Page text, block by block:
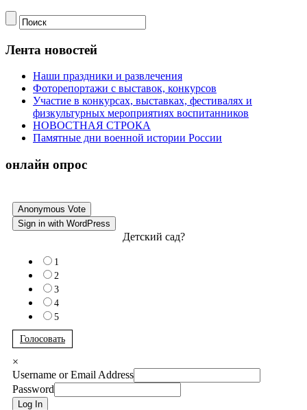
Лента новостей
Наши праздники и развлечения
Фоторепортажи с выставок, конкурсов
Участие в конкурсах, выставках, фестивалях и
физкультурных мероприятиях воспитанников
НОВОСТНАЯ СТРОКА
Памятные дни военной истории России
онлайн опрос
Anonymous Vote
Sign in with WordPress
Детский сад?
1
2
3
4
5
Голосовать
×
Username or Email Address
Password
Log In